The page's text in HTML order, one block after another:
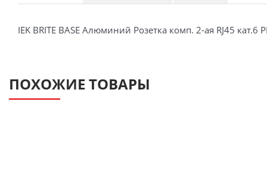
IEK BRITE BASE Алюминий Розетка комп. 2-ая RJ45
ПОХОЖИЕ ТОВАРЫ